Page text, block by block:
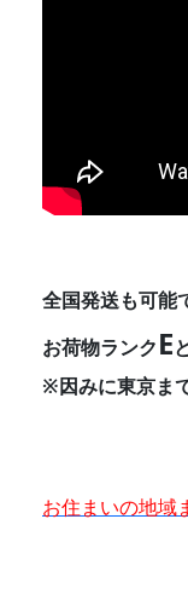
全国発送も可能
お荷物ランクE
※因みに東京ま
お住まいの地域